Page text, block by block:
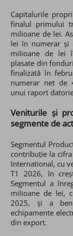
Capitalurile
finalul primului
milioane de lei.
lei în numerar și
milioane de lei
plasate din
finalizată în
numerar net de
unui raport
Veniturile și
segmente de
Segmentul
contribuție la
International, cu
T1 2026, în
Segmentul a
milioane de lei,
2025, și a
echipamente
din export.